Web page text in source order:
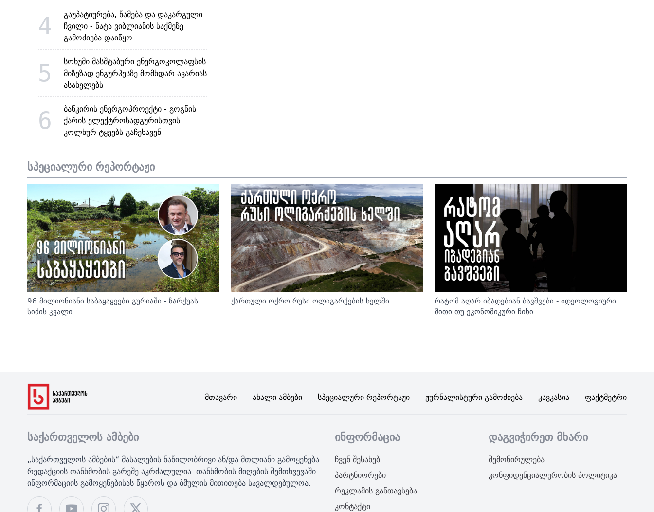
4
გაუპატიურება, წამება და დაკარგული
ჩვილი - ნატა ვიბლიანის საქმეზე
გამოძიება დაიწყო
5
სოხუმი მასშტაბური ენერგოკოლაფსის
მიზეზად ენგურჰესზე მომხდარ ავარიას
ასახელებს
6
ბანკირის ენერგოპროექტი - გოგნის
ქარის ელექტროსადგურისთვის
კოლხურ ტყეებს გაჩეხავენ
სპეციალური რეპორტაჟი
96 მილიონიანი საბაყაყეები გურიაში - ზარქუას
სიძის კვალი
ქართული ოქრო რუსი ოლიგარქების ხელში
რატომ აღარ იბადებიან ბავშვები - იდეოლოგიური
მითი თუ ეკონომიკური ჩიხი
Მთავარი Ახალი Ამბები Სპეციალური Რეპორტაჟი Ჟურნალისტური Გამოძიება Კავკასია Ფაქტმეტრი
საქართველოს ამბები
„საქართველოს ამბების“ მასალების ნაწილობრივი ან/და მთლიანი გამოყენება
რედაქციის თანხმობის გარეშე აკრძალულია. თანხმობის მიღების შემთხვევაში
ინფორმაციის გამოყენებისას წყაროს და ბმულის მითითება სავალდებულოა.
ინფორმაცია
ჩვენ შესახებ
პარტნიორები
რეკლამის განთავსება
კონტაქტი
დაგვიჭირეთ მხარი
შემოწირულება
კონფიდენციალურობის პოლიტიკა